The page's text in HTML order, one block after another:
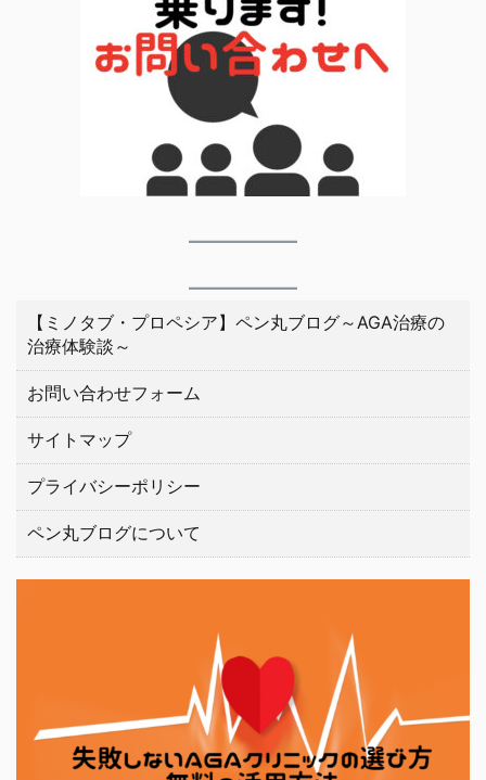
【ミノタブ・プロペシア】ペン丸ブログ～AGA治療の
治療体験談～
お問い合わせフォーム
サイトマップ
プライバシーポリシー
ペン丸ブログについて